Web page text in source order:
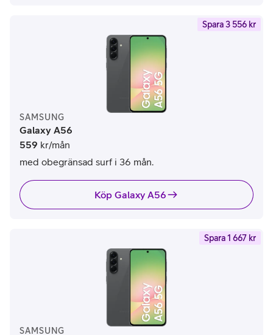
Spara 3 556 kr
SAMSUNG
Galaxy A56
559 kr/mån
med obegränsad surf i 36 mån.
Köp Galaxy A56
Spara 1 667 kr
SAMSUNG